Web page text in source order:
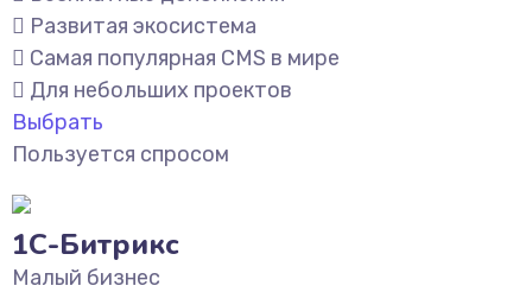
Развитая экосистема
Самая популярная CMS в мире
Для небольших проектов
Выбрать
Пользуется спросом
1С-Битрикс
Малый бизнес